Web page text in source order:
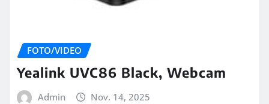
FOTO/VIDEO
Yealink UVC86 Black, Webcam
Admin Nov. 14, 2025